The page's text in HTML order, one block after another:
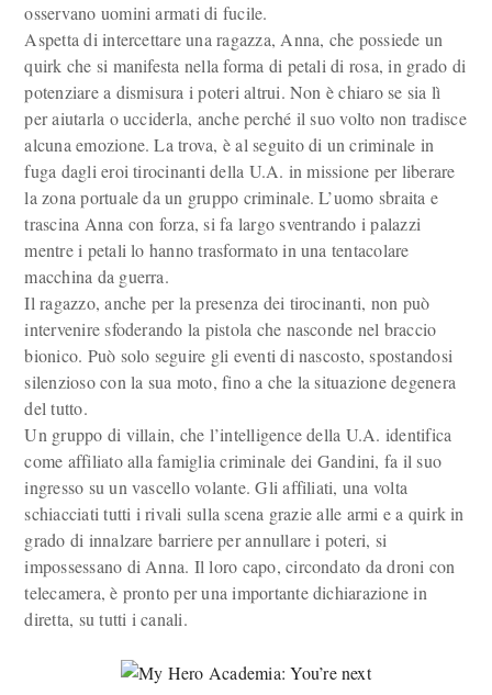
osservano uomini armati di fucile.
Aspetta di intercettare una ragazza, Anna, che possiede un
quirk che si manifesta nella forma di petali di rosa, in grado di
potenziare a dismisura i poteri altrui. Non è chiaro se sia lì
per aiutarla o ucciderla, anche perché il suo volto non tradisce
alcuna emozione. La trova, è al seguito di un criminale in
fuga dagli eroi tirocinanti della U.A. in missione per liberare
la zona portuale da un gruppo criminale. L’uomo sbraita e
trascina Anna con forza, si fa largo sventrando i palazzi
mentre i petali lo hanno trasformato in una tentacolare
macchina da guerra.
Il ragazzo, anche per la presenza dei tirocinanti, non può
intervenire sfoderando la pistola che nasconde nel braccio
bionico. Può solo seguire gli eventi di nascosto, spostandosi
silenzioso con la sua moto, fino a che la situazione degenera
del tutto.
Un gruppo di villain, che l’intelligence della U.A. identifica
come affiliato alla famiglia criminale dei Gandini, fa il suo
ingresso su un vascello volante. Gli affiliati, una volta
schiacciati tutti i rivali sulla scena grazie alle armi e a quirk in
grado di innalzare barriere per annullare i poteri, si
impossessano di Anna. Il loro capo, circondato da droni con
telecamera, è pronto per una importante dichiarazione in
diretta, su tutti i canali.